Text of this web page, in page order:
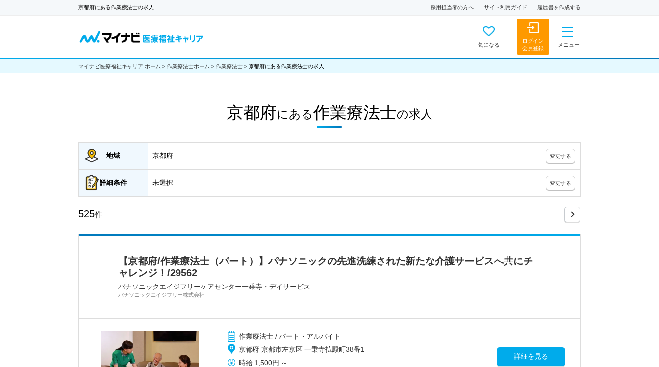
京都府にある作業療法士の求人 採用担当者の方へ サイト利用ガイド 履歴書を作成する
気になる
ログイン
会員登録
メニュー
マイナビ医療福祉キャリア ホーム > 作業療法士ホーム > 作業療法士 > 京都府にある作業療法士の求人
京都府にある作業療法士の求人
地域 京都府 変更する
詳細条件 未選択 変更する
525件
【京都府/作業療法士（パート）】パナソニックの先進洗練された新たな介護サービスへ共にチ
ャレンジ！/29562
パナソニックエイジフリーケアセンター一乗寺・デイサービス
パナソニックエイジフリー株式会社
作業療法士 / パート・アルバイト
京都府 京都市左京区 一乗寺払殿町38番1
時給 1,500円 ～
詳細を見る